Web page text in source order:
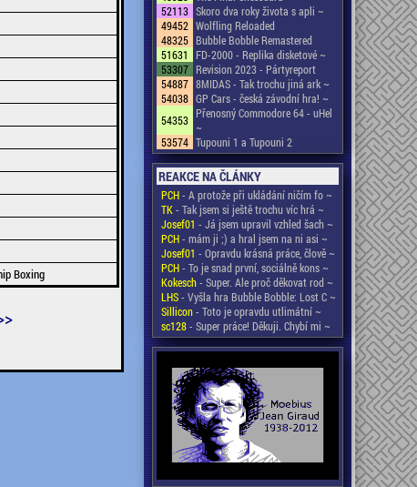
Boxing
52113 Skoro dva roky života s apli ~
49452 Wolfling Reloaded
48325 Bubble Bobble Remastered
51631
FD-2000 - Replika disketové ~
53307 Revision 2023 - Pártyreport
54887 8MIDAS - Tak trochu jiná ark ~
54038 GP Cars - česká závodní hra! ~
54353 Přenosný Commodore 64 - uHel
~
53574 Tupouni 1 a Tupouni 2
REAKCE NA ČLÁNKY
PCH- A protože při ukládání ničím fo ~
TK- Tak jsem si ještě trochu víc hrá ~
Josef01 - Já jsem upravil vzhled šach ~
PCH- mám ji ;) a hral jsem na ni asi ~
Josef01 - Opravdu krásná práce, člově ~
PCH- To je snad první, sociálně kons ~
Kokesch- Super. Ale proč děkovat rod ~
LHS- Vyšla hra Bubble Bobble: Lost C ~
Sillicon- Toto je opravdu utlimátní ~
sc128- Super práce! Děkuji. Chybí mi ~